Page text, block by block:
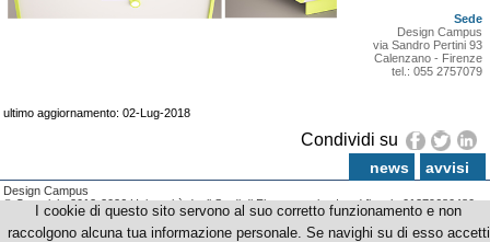
Sede
Design Campus
via Sandro Pertini 93
Calenzano - Firenze
tel.: 055 2757079
ultimo aggiornamento: 02-Lug-2018
Condividi su
news avvisi
Design Campus
© Copyright 2012-2026 Università degli Studi di Firenze - p.iva | cod.fiscale 01279680480
I cookie di questo sito servono al suo corretto funzionamento e non
raccolgono alcuna tua informazione personale. Se navighi su di esso accetti